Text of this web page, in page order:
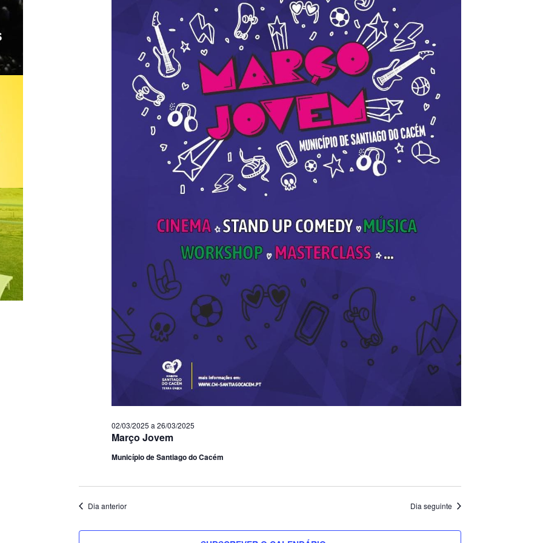
Março Jovem
02/03/2025 a 26/03/2025
Município de Santiago do Cacém
Dia anterior Dia seguinte